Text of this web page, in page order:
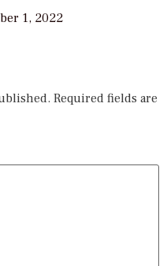
1, 2022
Required fields are